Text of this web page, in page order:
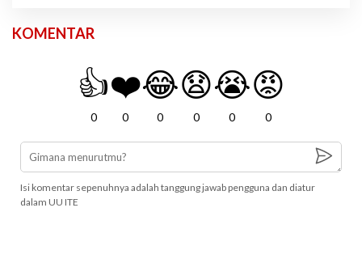
KOMENTAR
👍
0
❤️
0
😂
0
😧
0
😭
0
😡
0
Isi komentar sepenuhnya adalah tanggung jawab pengguna dan diatur
dalam UU ITE